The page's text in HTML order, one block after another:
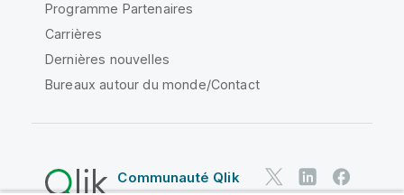
Programme Partenaires
Carrières
Dernières nouvelles
Bureaux autour du monde/Contact
Communauté Qlik